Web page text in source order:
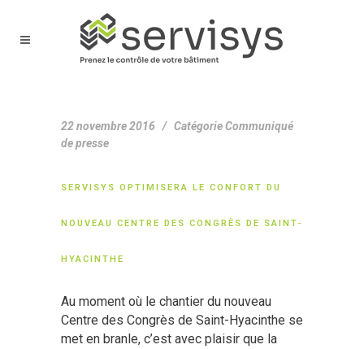
22 novembre 2016 CatégorieCommuniqué
de presse
SERVISYS OPTIMISERA LE CONFORT DU
NOUVEAU CENTRE DES CONGRÈS DE SAINT-
HYACINTHE
Au moment où le chantier du nouveau
Centre des Congrès de Saint-Hyacinthe se
met en branle, c’est avec plaisir que la